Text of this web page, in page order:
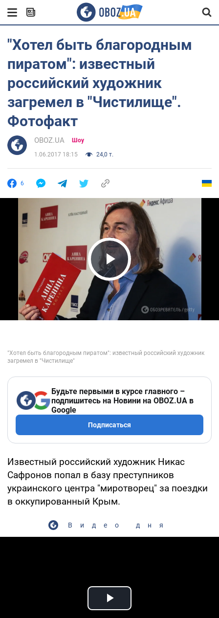
"Хотел быть благородным
пиратом": известный
российский художник
загремел в "Чистилище".
Фотофакт
OBOZ.UA Шоу
1.06.2017 18:15 24,0 т.
6
Play Video
Будьте первыми в курсе главного –
подпишитесь на Новини на OBOZ.UA в
Google
Подписаться
Известный российский художник Никас
Сафронов попал в базу преступников
украинского центра "миротворец" за поездки
в оккупированный Крым.
Видео дня
Play Video